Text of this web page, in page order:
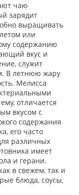
чаю
зарядит
выращивать
или
содержанию
вкус и
служит
В летнюю жару
Мелисса
отличается
вкусом с
содержания
его часто
различных
имеет
и герани.
в свежем, так и
блюда, соусы,